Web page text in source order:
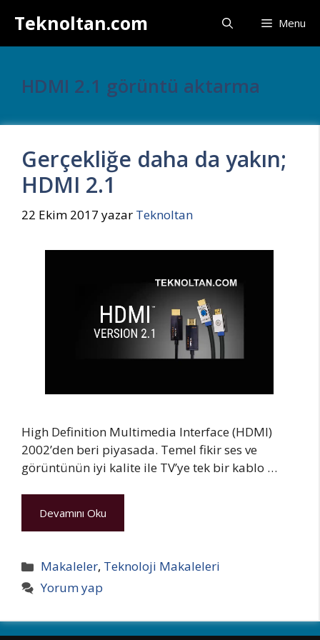
atlaTeknoltan.com Menu
HDMI 2.1 görüntü aktarma
Gerçekliğe daha da yakın;
HDMI 2.1
22 Ekim 2017 yazar Teknoltan
High Definition Multimedia Interface (HDMI)
2002’den beri piyasada. Temel fikir ses ve
görüntünün iyi kalite ile TV’ye tek bir kablo …
Devamını Oku
Kategoriler
Makaleler, Teknoloji Makaleleri
Yorum yap